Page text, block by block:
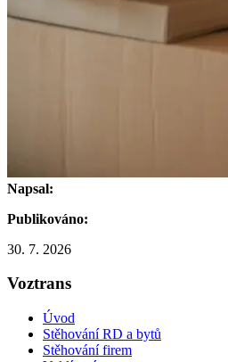
Napsal:
Publikováno:
30. 7. 2026
Voztrans
Úvod
Stěhování RD a bytů
Stěhování firem